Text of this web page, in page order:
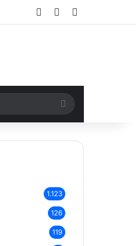
Kayıt OlRastgele Makale
Arama
yap
1.123
126
119